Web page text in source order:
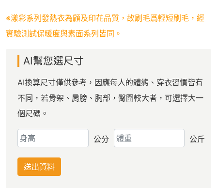
※漾彩系列發熱衣為顧及印花品質，故刷毛爲輕短刷毛，經
實驗測試保暖度與素面系列皆同。
AI幫您選尺寸
AI換算尺寸僅供參考，因應每人的體態、穿衣習慣皆有
不同，若骨架、肩膀、胸部，臀圍較大者，可選擇大一
個尺碼。
公分 公斤
送出資料